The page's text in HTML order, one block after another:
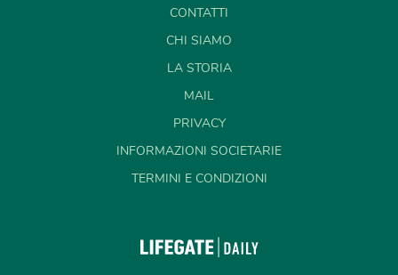
CONTATTI
CHI SIAMO
LA STORIA
MAIL
PRIVACY
INFORMAZIONI SOCIETARIE
TERMINI E CONDIZIONI